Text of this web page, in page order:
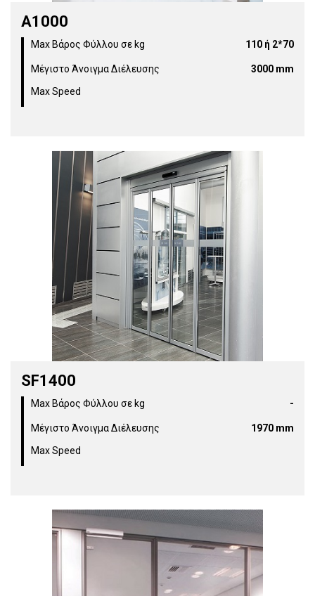
Α1000
Max Βάρος Φύλλου σε kg 110 ή 2*70
Μέγιστο Άνοιγμα Διέλευσης
3000 mm
Max Speed
SF1400
Max Βάρος Φύλλου σε kg -
Μέγιστο Άνοιγμα Διέλευσης
1970 mm
Max Speed